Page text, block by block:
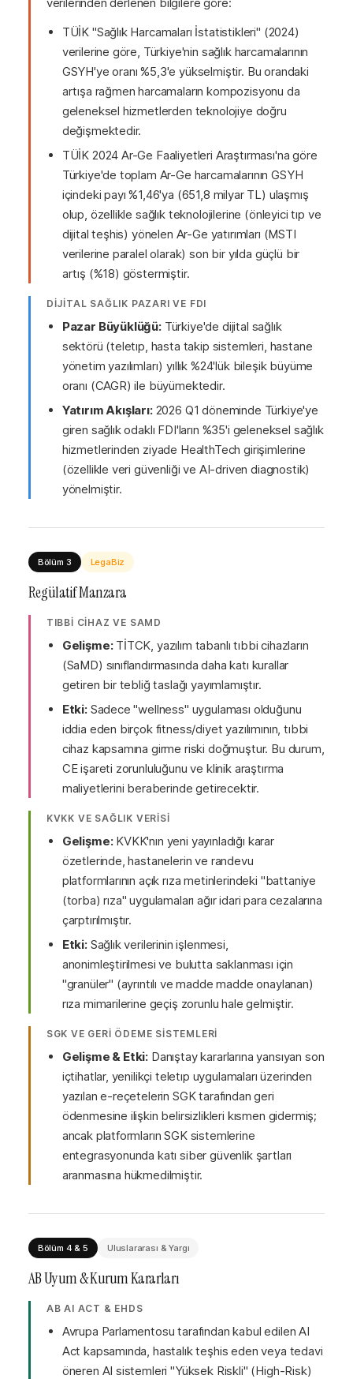
TÜİK "Sağlık Harcamaları İstatistikleri" (2024)
verilerine göre, Türkiye'nin sağlık harcamalarının
GSYH'ye oranı %5,3'e yükselmiştir. Bu orandaki
artışa rağmen harcamaların kompozisyonu da
geleneksel hizmetlerden teknolojiye doğru
değişmektedir.
TÜİK 2024 Ar-Ge Faaliyetleri Araştırması'na göre
Türkiye'de toplam Ar-Ge harcamalarının GSYH
içindeki payı %1,46'ya (651,8 milyar TL) ulaşmış
olup, özellikle sağlık teknolojilerine (önleyici tıp ve
dijital teşhis) yönelen Ar-Ge yatırımları (MSTI
verilerine paralel olarak) son bir yılda güçlü bir
artış (%18) göstermiştir.
DİJİTAL SAĞLIK PAZARI VE FDI
Pazar Büyüklüğü:Türkiye'de dijital sağlık
sektörü (teletıp, hasta takip sistemleri, hastane
yönetim yazılımları) yıllık %24'lük bileşik büyüme
oranı (CAGR) ile büyümektedir.
Yatırım Akışları:2026 Q1 döneminde Türkiye'ye
giren sağlık odaklı FDI'ların %35'i geleneksel sağlık
hizmetlerinden ziyade HealthTech girişimlerine
(özellikle veri güvenliği ve AI-driven diagnostik)
yönelmiştir.
Bölüm 3 LegaBiz
Regülatif Manzara
TIBBİ CİHAZ VE SAMD
Gelişme:TİTCK, yazılım tabanlı tıbbi cihazların
(SaMD) sınıflandırmasında daha katı kurallar
getiren bir tebliğ taslağı yayımlamıştır.
Etki:Sadece "wellness" uygulaması olduğunu
iddia eden birçok fitness/diyet yazılımının, tıbbi
cihaz kapsamına girme riski doğmuştur. Bu durum,
CE işareti zorunluluğunu ve klinik araştırma
maliyetlerini beraberinde getirecektir.
KVKK VE SAĞLIK VERİSİ
Gelişme:KVKK'nın yeni yayınladığı karar
özetlerinde, hastanelerin ve randevu
platformlarının açık rıza metinlerindeki "battaniye
(torba) rıza" uygulamaları ağır idari para cezalarına
çarptırılmıştır.
Etki:Sağlık verilerinin işlenmesi,
anonimleştirilmesi ve bulutta saklanması için
"granüler" (ayrıntılı ve madde madde onaylanan)
rıza mimarilerine geçiş zorunlu hale gelmiştir.
SGK VE GERİ ÖDEME SİSTEMLERİ
Gelişme & Etki: Danıştay kararlarına yansıyan son
içtihatlar, yenilikçi teletıp uygulamaları üzerinden
yazılan e-reçetelerin SGK tarafından geri
ödenmesine ilişkin belirsizlikleri kısmen gidermiş;
ancak platformların SGK sistemlerine
entegrasyonunda katı siber güvenlik şartları
aranmasına hükmedilmiştir.
Bölüm 4 & 5 Uluslararası & Yargı
AB Uyum & Kurum Kararları
AB AI ACT & EHDS
Avrupa Parlamentosu tarafından kabul edilen AI
Act kapsamında, hastalık teşhis eden veya tedavi
öneren AI sistemleri "Yüksek Riskli" (High-Risk)